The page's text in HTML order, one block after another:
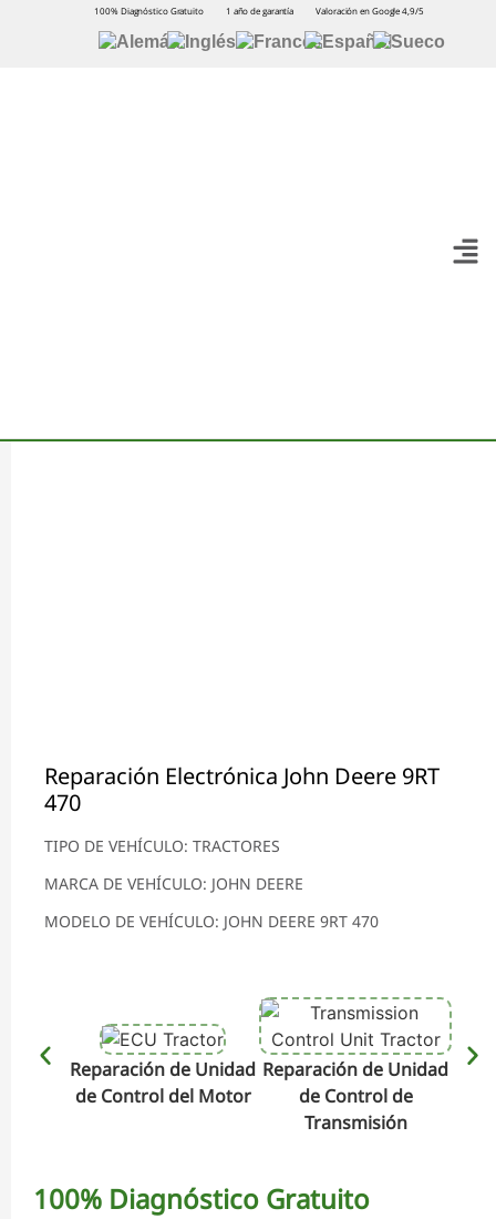
100% Diagnóstico Gratuito 1 año de garantía Valoración en Google 4,9/5
Reparación Electrónica John Deere 9RT
470
TIPO DE VEHÍCULO: TRACTORES
MARCA DE VEHÍCULO: JOHN DEERE
MODELO DE VEHÍCULO: JOHN DEERE 9RT 470
Reparación de Unidad
de Control del Motor
Reparación de Unidad
de Control de
Transmisión
100% Diagnóstico Gratuito